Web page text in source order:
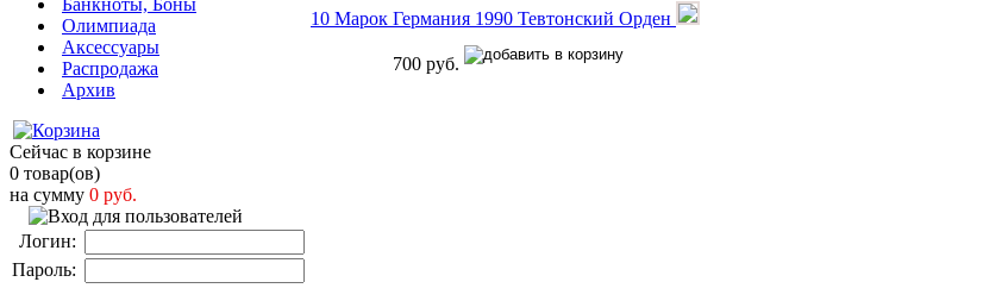
Банкноты, Боны
Олимпиада
Аксессуары
Распродажа
Архив
Сейчас в корзине
0 товар(ов)
на сумму 0 руб.
Логин:
Пароль:
10 Марок Германия 1990 Тевтонский Орден
700 руб.